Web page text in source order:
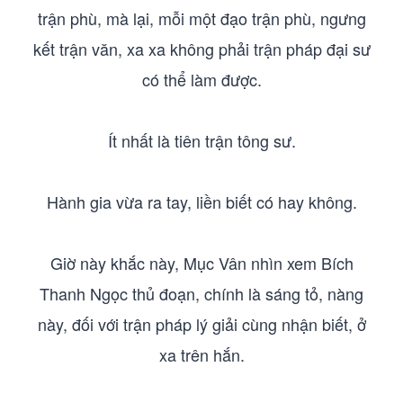
trận phù, mà lại, mỗi một đạo trận phù, ngưng
kết trận văn, xa xa không phải trận pháp đại sư
có thể làm được.
Ít nhất là tiên trận tông sư.
Hành gia vừa ra tay, liền biết có hay không.
Giờ này khắc này, Mục Vân nhìn xem Bích
Thanh Ngọc thủ đoạn, chính là sáng tỏ, nàng
này, đối với trận pháp lý giải cùng nhận biết, ở
xa trên hắn.